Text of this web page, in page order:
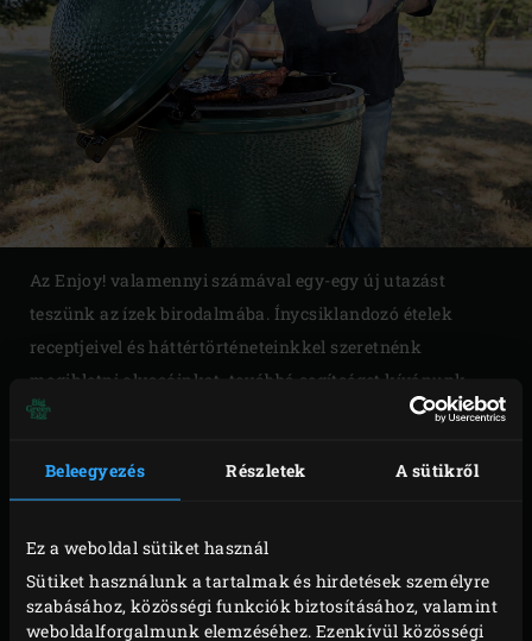
Beleegyezés Részletek A sütikről
Ez a weboldal sütiket használ
Sütiket használunk a tartalmak és hirdetések személyre
szabásához, közösségi funkciók biztosításához, valamint
weboldalforgalmunk elemzéséhez. Ezenkívül közösségi
Az Enjoy! valamennyi számával egy-egy új utazást
teszünk az ízek birodalmába. Ínycsiklandozó ételek
receptjeivel és háttértörténeteinkkel szeretnénk
megihletni olvasóinkat, továbbá segítséget kívánunk
nyújtani ahhoz, hogy a Big Green Egg által lehetővé tett
ismerkedjenek meg.